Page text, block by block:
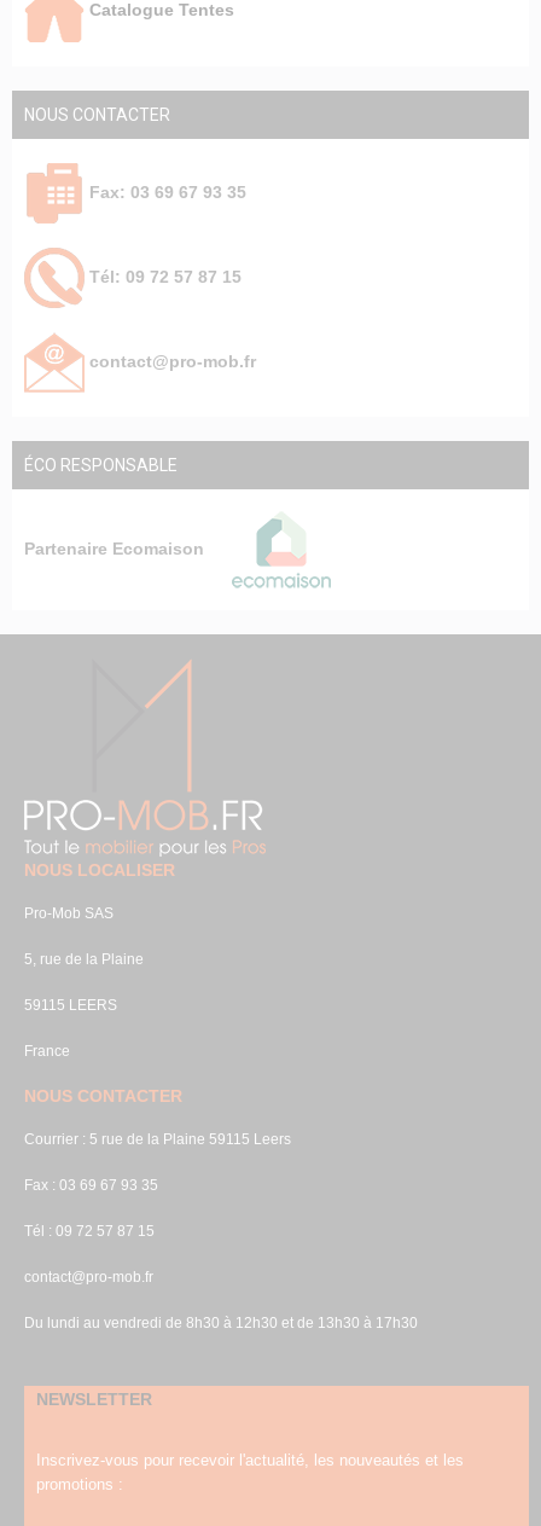
Catalogue Tentes
NOUS CONTACTER
Fax: 03 69 67 93 35
Tél: 09 72 57 87 15
contact@pro-mob.fr
ÉCO RESPONSABLE
Partenaire Ecomaison
NOUS LOCALISER
Pro-Mob SAS
5, rue de la Plaine
59115 LEERS
France
NOUS CONTACTER
Courrier : 5 rue de la Plaine 59115 Leers
Fax : 03 69 67 93 35
Tél : 09 72 57 87 15
contact@pro-mob.fr
Du lundi au vendredi de 8h30 à 12h30 et de 13h30 à 17h30
NEWSLETTER
Inscrivez-vous pour recevoir l'actualité, les nouveautés et les
promotions :